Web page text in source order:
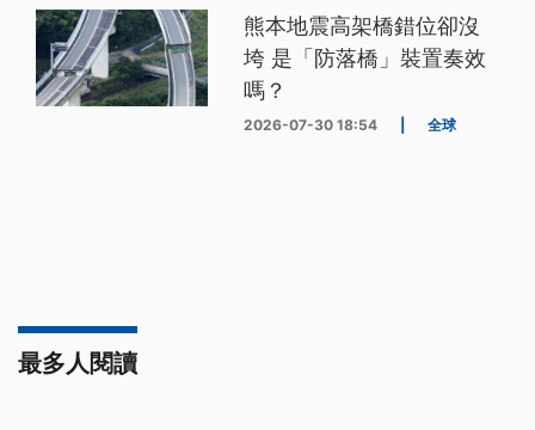
熊本地震高架橋錯位卻沒
垮 是「防落橋」裝置奏效
嗎？
2026-07-30 18:54 全球
最多人閱讀